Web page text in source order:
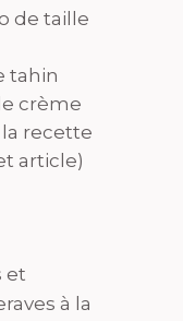
de taille
tahin
crème
recette
article)
et
à la